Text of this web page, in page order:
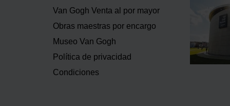
Van Gogh Venta al por mayor
Obras maestras por encargo
Museo Van Gogh
Política de privacidad
Condiciones